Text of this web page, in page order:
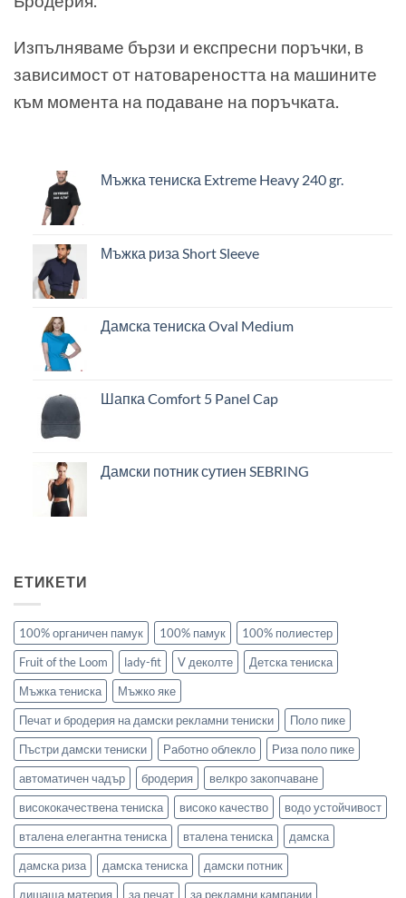
Изпълняваме бързи и експресни поръчки, в
зависимост от натовареността на машините
към момента на подаване на поръчката.
Мъжка тениска Extreme Heavy 240 gr.
Мъжка риза Short Sleeve
Дамска тениска Oval Medium
Шапка Comfort 5 Panel Cap
Дамски потник сутиен SEBRING
ЕТИКЕТИ
100% органичен памук 100% памук
100% полиестер
Fruit of the Loom
lady-fit V деколте
Детска тениска
Мъжка тениска
Мъжко яке
Печат и бродерия на дамски рекламни тениски
Поло пике
Пъстри дамски тениски
Работно облекло
Риза поло пике
автоматичен чадър
бродерия
велкро закопчаване
висококачествена тениска
високо качество
водо устойчивост
вталена елегантна тениска
вталена тениска
дамска
дамска риза
дамска тениска
дамски потник
дишаща материя
за печат за рекламни кампании